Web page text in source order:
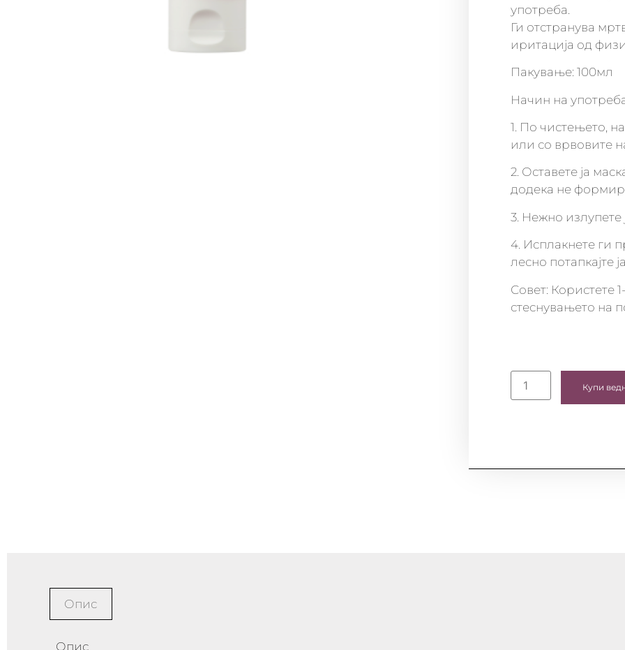
употреба.
Ги отстранува
иритација од
Пакување: 100мл
Начин на
1. По чистењето,
или со врвовите
2. Оставете ја
додека не
3. Нежно излупете
4. Исплакнете ги
лесно потапкајте
Совет: Користете
стеснувањето на
Купи
Опис
Опис